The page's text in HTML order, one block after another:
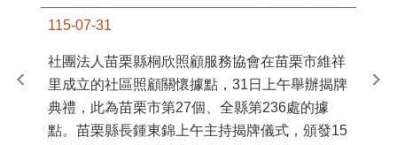
115-07-31
社團法人苗栗縣桐欣照顧服務協會在苗栗市維祥
里成立的社區照顧關懷據點，31日上午舉辦揭牌
典禮，此為苗栗市第27個、全縣第236處的據
點。苗栗縣長鍾東錦上午主持揭牌儀式，頒發15
苗